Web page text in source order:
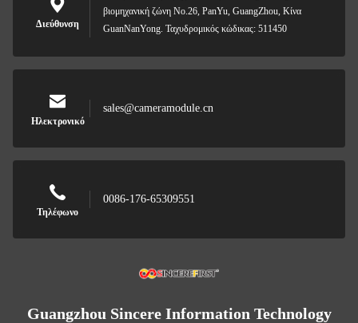
Διεύθυνση
βιομηχανική ζώνη No.26, PanYu, GuangZhou, Κίνα
GuanNanYong. Ταχυδρομικός κώδικας: 511450
Ηλεκτρονικό
sales@cameramodule.cn
Τηλέφωνο
0086-176-65309551
Guangzhou Sincere Information Technology